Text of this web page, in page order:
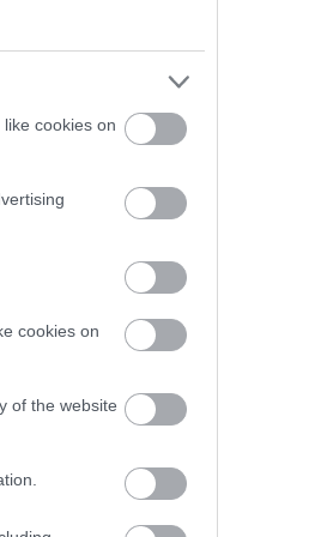
cookies on
cookies on
of the website
– az apja, a
kapott.
csak 2019-ben